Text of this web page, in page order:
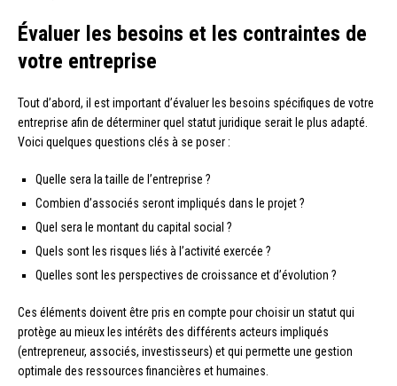
Évaluer les besoins et les contraintes de
votre entreprise
Tout d’abord, il est important d’évaluer les besoins spécifiques de votre
entreprise afin de déterminer quel statut juridique serait le plus adapté.
Voici quelques questions clés à se poser :
Quelle sera la taille de l’entreprise ?
Combien d’associés seront impliqués dans le projet ?
Quel sera le montant du capital social ?
Quels sont les risques liés à l’activité exercée ?
Quelles sont les perspectives de croissance et d’évolution ?
Ces éléments doivent être pris en compte pour choisir un statut qui
protège au mieux les intérêts des différents acteurs impliqués
(entrepreneur, associés, investisseurs) et qui permette une gestion
optimale des ressources financières et humaines.